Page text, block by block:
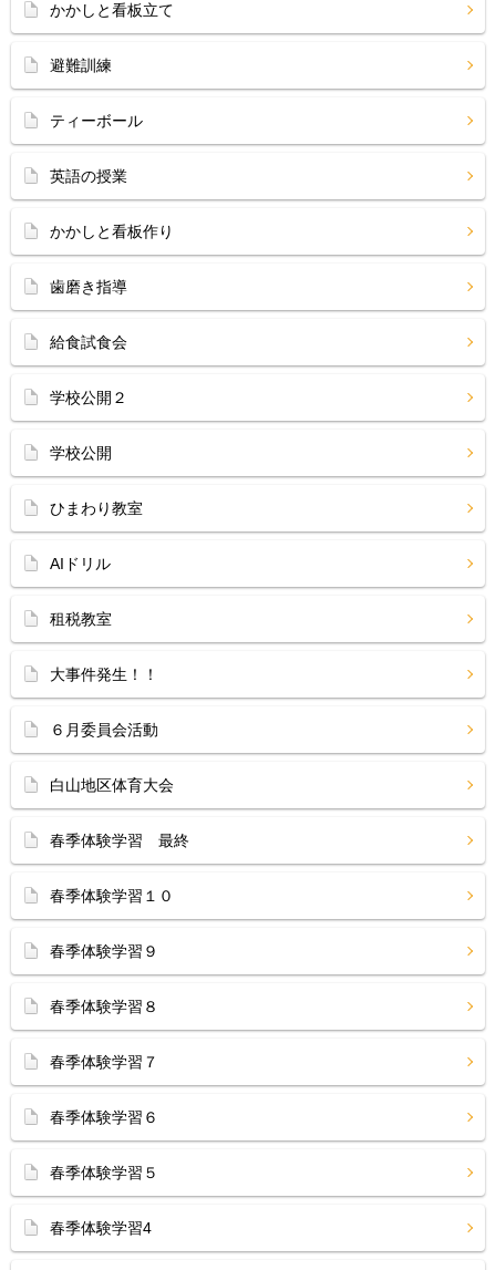
かかしと看板立て
避難訓練
ティーボール
英語の授業
かかしと看板作り
歯磨き指導
給食試食会
学校公開２
学校公開
ひまわり教室
AIドリル
租税教室
大事件発生！！
６月委員会活動
白山地区体育大会
春季体験学習 最終
春季体験学習１０
春季体験学習９
春季体験学習８
春季体験学習７
春季体験学習６
春季体験学習５
春季体験学習4